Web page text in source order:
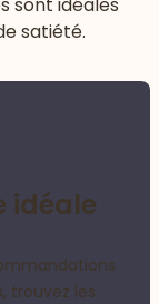
satiété.
idéale
trouvez les